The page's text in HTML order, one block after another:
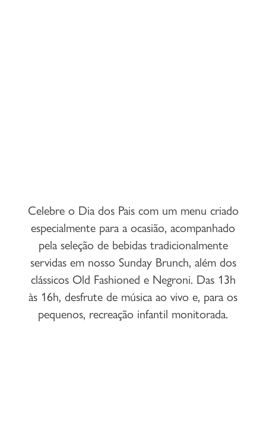
Celebre o Dia dos Pais com um menu criado
especialmente para a ocasião, acompanhado
pela seleção de bebidas tradicionalmente
servidas em nosso Sunday Brunch, além dos
clássicos Old Fashioned e Negroni. Das 13h
às 16h, desfrute de música ao vivo e, para os
pequenos, recreação infantil monitorada.